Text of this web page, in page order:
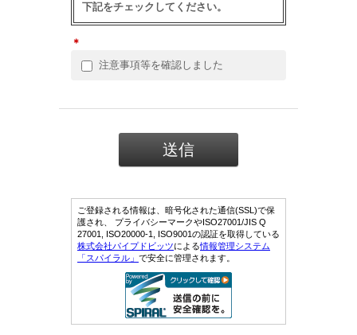
下記をチェックしてください。
＊
注意事項等を確認しました
ご登録される情報は、暗号化された通信(SSL)で保
護され、 プライバシーマークやISO27001/JIS Q
27001, ISO20000-1, ISO9001の認証を取得している
株式会社パイプドビッツによる情報管理システム
「スパイラル」 で安全に管理されます。